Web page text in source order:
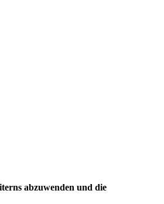
abzuwenden und die